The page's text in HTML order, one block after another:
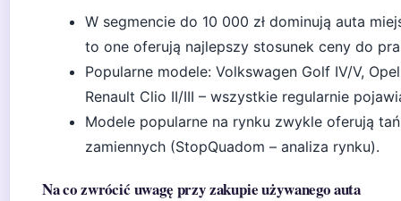
W segmencie do 10 000 zł dominują auta
to one oferują najlepszy stosunek ceny do
Popularne modele: Volkswagen Golf IV/V,
Renault Clio II/III – wszystkie regularnie
Modele popularne na rynku zwykle oferują
zamiennych (StopQuadom – analiza rynku).
Na co zwrócić uwagę przy zakupie używanego auta